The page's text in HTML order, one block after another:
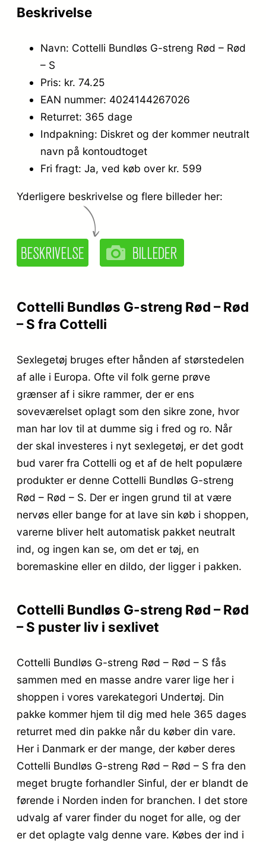
Beskrivelse
Navn: Cottelli Bundløs G-streng Rød – Rød
– S
Pris: kr. 74.25
EAN nummer: 4024144267026
Returret: 365 dage
Indpakning: Diskret og der kommer neutralt
navn på kontoudtoget
Fri fragt: Ja, ved køb over kr. 599
Yderligere beskrivelse og flere billeder her:
Cottelli Bundløs G-streng Rød – Rød
– S fra Cottelli
Sexlegetøj bruges efter hånden af størstedelen
af alle i Europa. Ofte vil folk gerne prøve
grænser af i sikre rammer, der er ens
soveværelset oplagt som den sikre zone, hvor
man har lov til at dumme sig i fred og ro. Når
der skal investeres i nyt sexlegetøj, er det godt
bud varer fra Cottelli og et af de helt populære
produkter er denne Cottelli Bundløs G-streng
Rød – Rød – S. Der er ingen grund til at være
nervøs eller bange for at lave sin køb i shoppen,
varerne bliver helt automatisk pakket neutralt
ind, og ingen kan se, om det er tøj, en
boremaskine eller en dildo, der ligger i pakken.
Cottelli Bundløs G-streng Rød – Rød
– S puster liv i sexlivet
Cottelli Bundløs G-streng Rød – Rød – S fås
sammen med en masse andre varer lige her i
shoppen i vores varekategori Undertøj. Din
pakke kommer hjem til dig med hele 365 dages
returret med din pakke når du køber din vare.
Her i Danmark er der mange, der køber deres
Cottelli Bundløs G-streng Rød – Rød – S fra den
meget brugte forhandler Sinful, der er blandt de
førende i Norden inden for branchen. I det store
udvalg af varer finder du noget for alle, og der
er det oplagte valg denne vare. Købes der ind i